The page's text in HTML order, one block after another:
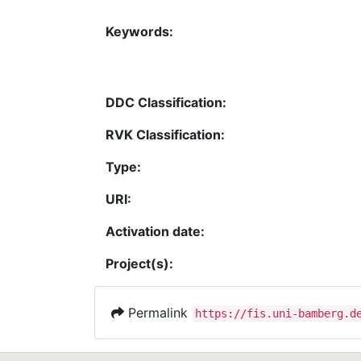
Keywords:
DDC Classification:
RVK Classification:
Type:
URI:
Activation date:
Project(s):
Permalink https://fis.uni-